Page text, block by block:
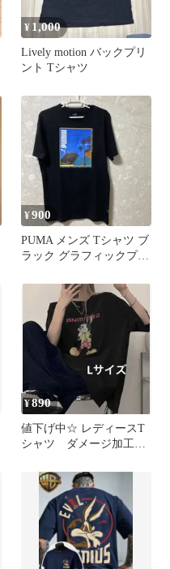
¥ 1,000
Lively motion バックプリ
ント Tシャツ
¥900
PUMA メンズ Tシャツ ブ
ラック グラフィックプリ
¥890
値下げ中☆ レディースT
シャツ ダメージ加工
グレー